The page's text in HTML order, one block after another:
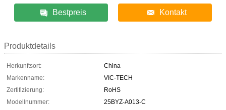
Bestpreis Kontakt
Produktdetails
Herkunftsort:
China
Markenname:
VIC-TECH
Zertifizierung:
RoHS
Modellnummer:
25BYZ-A013-C